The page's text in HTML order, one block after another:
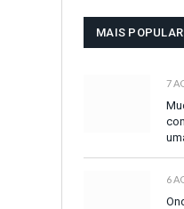
MAIS
7
6